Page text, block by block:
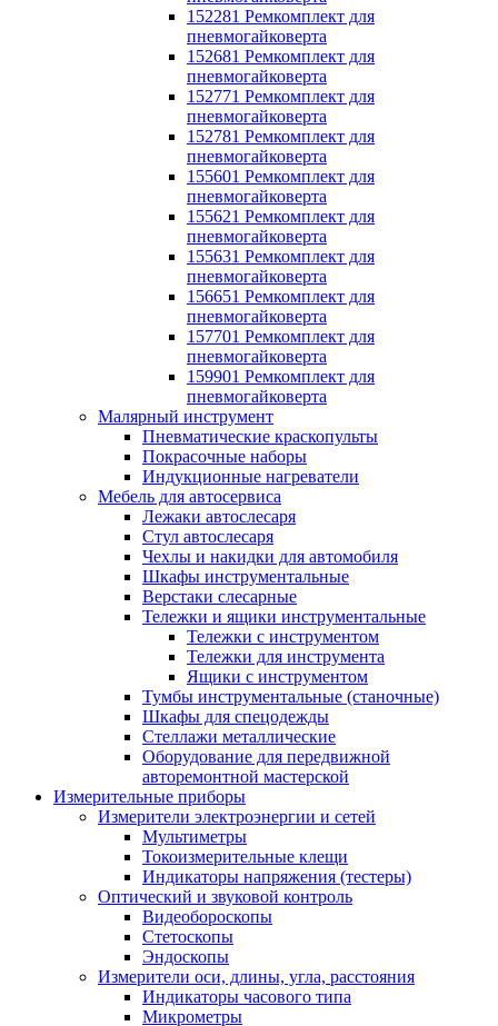
152281 Ремкомплект для
пневмогайковерта
152681 Ремкомплект для
пневмогайковерта
152771 Ремкомплект для
пневмогайковерта
152781 Ремкомплект для
пневмогайковерта
155601 Ремкомплект для
пневмогайковерта
155621 Ремкомплект для
пневмогайковерта
155631 Ремкомплект для
пневмогайковерта
156651 Ремкомплект для
пневмогайковерта
157701 Ремкомплект для
пневмогайковерта
159901 Ремкомплект для
пневмогайковерта
Малярный инструмент
Пневматические краскопульты
Покрасочные наборы
Индукционные нагреватели
Мебель для автосервиса
Лежаки автослесаря
Стул автослесаря
Чехлы и накидки для автомобиля
Шкафы инструментальные
Верстаки слесарные
Тележки и ящики инструментальные
Тележки с инструментом
Тележки для инструмента
Ящики с инструментом
Тумбы инструментальные (станочные)
Шкафы для спецодежды
Стеллажи металлические
Оборудование для передвижной
авторемонтной мастерской
Измерительные приборы
Измерители электроэнергии и сетей
Мультиметры
Токоизмерительные клещи
Индикаторы напряжения (тестеры)
Оптический и звуковой контроль
Видеобороскопы
Стетоскопы
Эндоскопы
Измерители оси, длины, угла, расстояния
Индикаторы часового типа
Микрометры